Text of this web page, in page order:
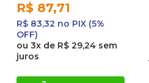
R$ 87,71
R$ 83,32 no PIX (5%
OFF)
ou 3x de R$ 29,24 sem
juros